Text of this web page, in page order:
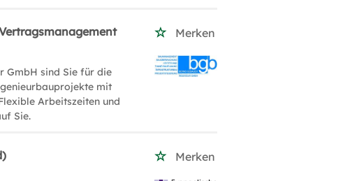
Merken
GmbH sind Sie für die
mit
Arbeitszeiten und
Sie.
Merken